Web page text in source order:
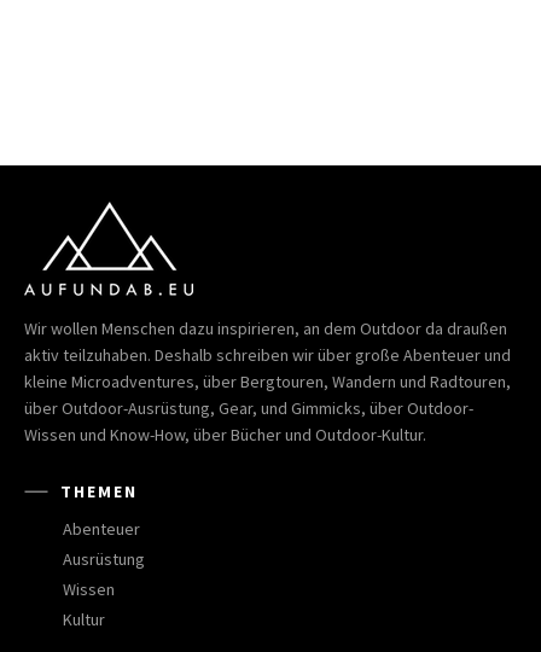
Wir wollen Menschen dazu inspirieren, an dem Outdoor da draußen
aktiv teilzuhaben. Deshalb schreiben wir über große Abenteuer und
kleine Microadventures, über Bergtouren, Wandern und Radtouren,
über Outdoor-Ausrüstung, Gear, und Gimmicks, über Outdoor-
Wissen und Know-How, über Bücher und Outdoor-Kultur.
THEMEN
Abenteuer
Ausrüstung
Wissen
Kultur